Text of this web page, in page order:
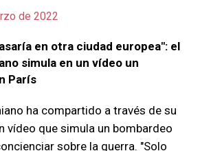
de 2022
en otra ciudad europea": el
simula en un vídeo un
París
ha compartido a través de su
vídeo que simula un bombardeo
sobre la guerra. "Solo